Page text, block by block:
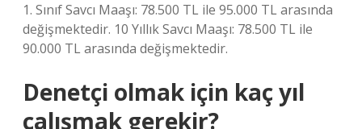
1. Sınıf Savcı Maaşı: 78.500 TL ile 95.000 TL arasında
değişmektedir. 10 Yıllık Savcı Maaşı: 78.500 TL ile
90.000 TL arasında değişmektedir.
Denetçi olmak için kaç yıl
çalışmak gerekir?